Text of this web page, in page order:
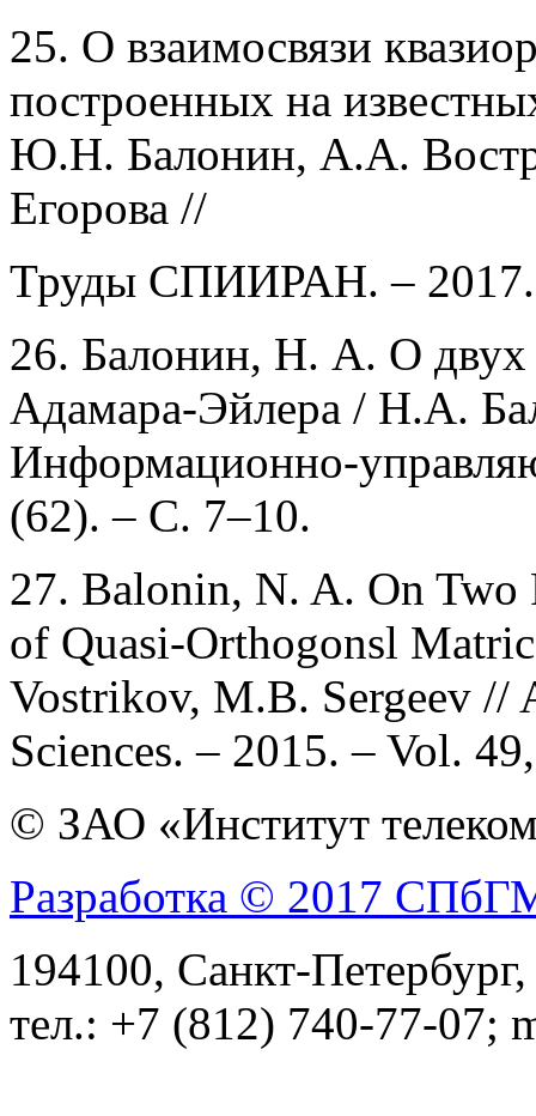
25. О взаимосвязи
построенных на
Ю.Н. Балонин, А.А.
Егорова //
Труды СПИИРАН. –
26. Балонин, Н. А. О двух
Адамара-Эйлера / Н.А.
Информационно-
(62). – С. 7–10.
27. Balonin, N. A. On Two
of Quasi-Orthogonsl
Vostrikov, M.B. Sergeev //
Sciences. – 2015. – Vol.
© ЗАО «Институт
Разработка © 2017
194100, Санкт-
тел.: +7 (812) 740-77-07;